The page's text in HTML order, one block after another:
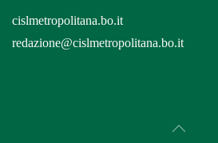
cislmetropolitana.bo.it
redazione@cislmetropolitana.bo.it